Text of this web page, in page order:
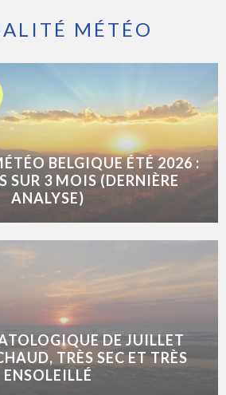
MÉTÉO
BELGIQUE ÉTÉ 2026 :
SUR 3 MOIS (DERNIÈRE
ANALYSE)
DE JUILLET
TRÈS SEC ET TRÈS
ENSOLEILLÉ